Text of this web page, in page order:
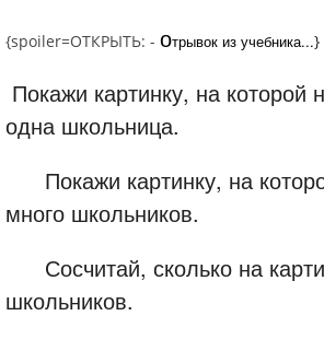
{spoiler=ОТКРЫТЬ: - отрывок из учебника...}
Покажи картинку, на которой
одна школьница.
Покажи картинку, на
много школьников.
Сосчитай, сколько на
школьников.